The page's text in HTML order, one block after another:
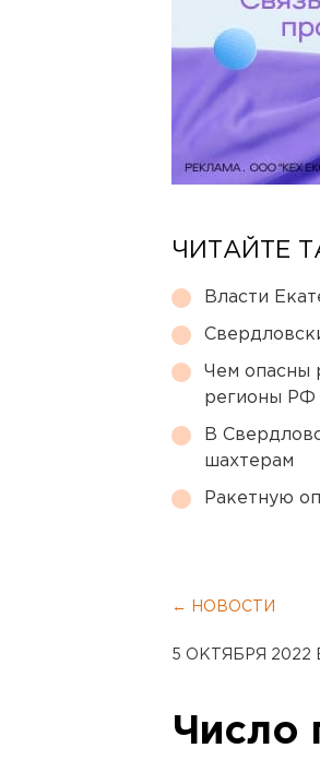
ЧИТАЙТЕ
Власти
Чем опасны
регионы РФ
В
шахтерам
Ракетную
← НОВОСТИ
5 ОКТЯБРЯ 2022 В
Число